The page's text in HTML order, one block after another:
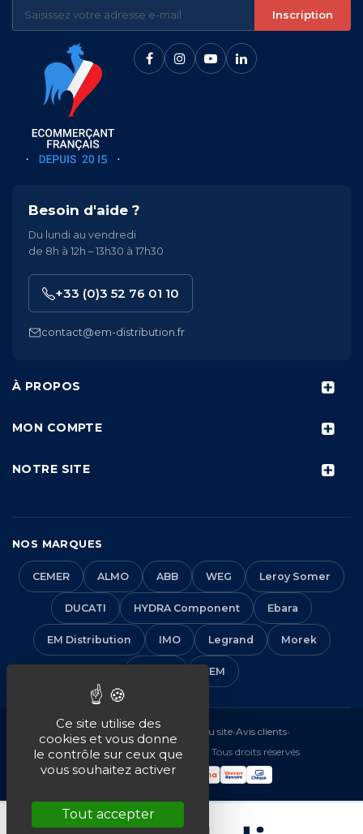
Inscription
À PROPOS
MON COMPTE
NOTRE SITE
Besoin d'aide ?
Du lundi au vendredi
de 8h à 12h – 13h30 à 17h30
+33 (0)3 52 76 01 10
contact@em-distribution.fr
NOS MARQUES
CEMER ALMO ABB WEG Leroy Somer
DUCATI HYDRA Component Ebara
EM Distribution IMO Legrand Morek
VEM
Mentions légales•CGV Plan du site•Avis clients•
© 2016-2026 EM Distribution - Tous droits réservés
Ce site utilise des
cookies et vous donne
le contrôle sur ceux que
vous souhaitez activer
Tout accepter